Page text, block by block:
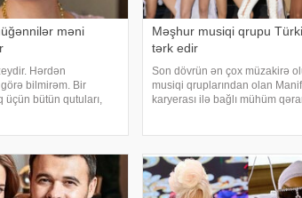
məni
Hərdən
bilmirəm. Bir
üçün bütün qutuları,
Məşhur musiqi qrupu
tərk edir
Son dövrün ən çox müzakirə
musiqi qruplarından olan
karyerası ilə bağlı mühüm
İstanbuldak